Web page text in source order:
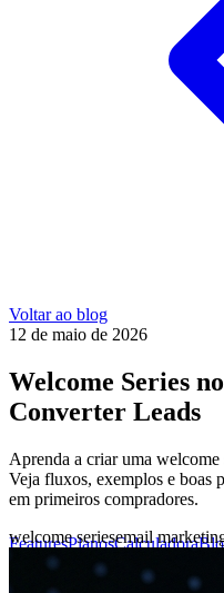
FeaturesPlanosCalculadora
LoginAgendar call
Voltar ao blog
12 de maio de 2026
Welcome Series
Converter Leads
Aprenda a criar uma welcome
Veja fluxos, exemplos e boas
em primeiros compradores.
welcome seriesemail